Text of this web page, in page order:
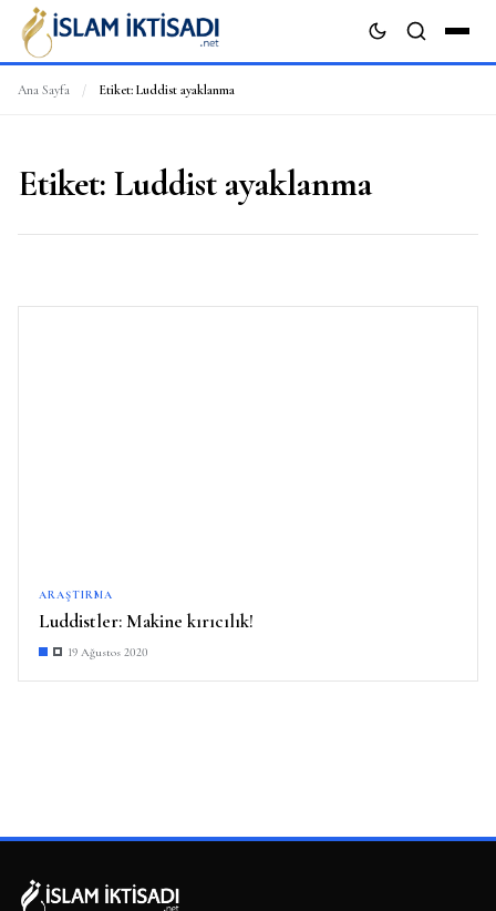
Ana Sayfa / Etiket: Luddist ayaklanma
Etiket: Luddist ayaklanma
ARAŞTIRMA
Luddistler: Makine kırıcılık!
19 Ağustos 2020